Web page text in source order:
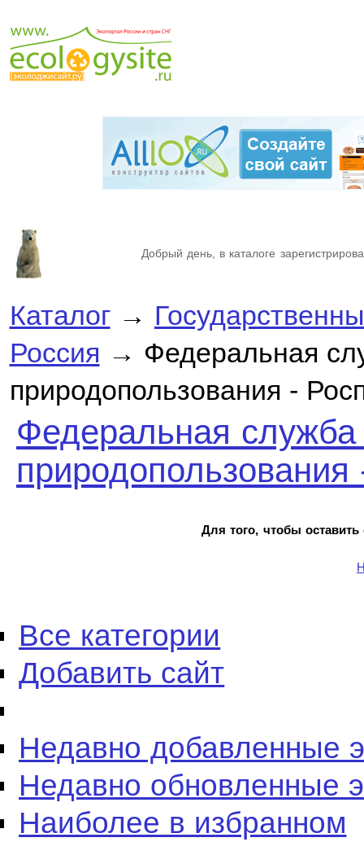
Добрый день, в каталоге
Каталог→
Россия → Федеральная
природопользования -
Федеральная
Для того, чтобы
Все категории
Добавить сайт
Недавно добавленные
Недавно обновленные
Наиболее в избранном